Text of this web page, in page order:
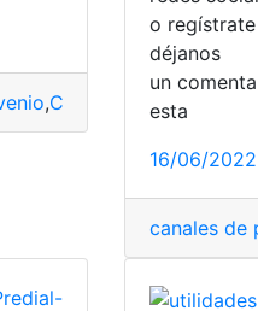
,Convenio de Pago
o
déjanos
un
esta
16/06/2022
canales de